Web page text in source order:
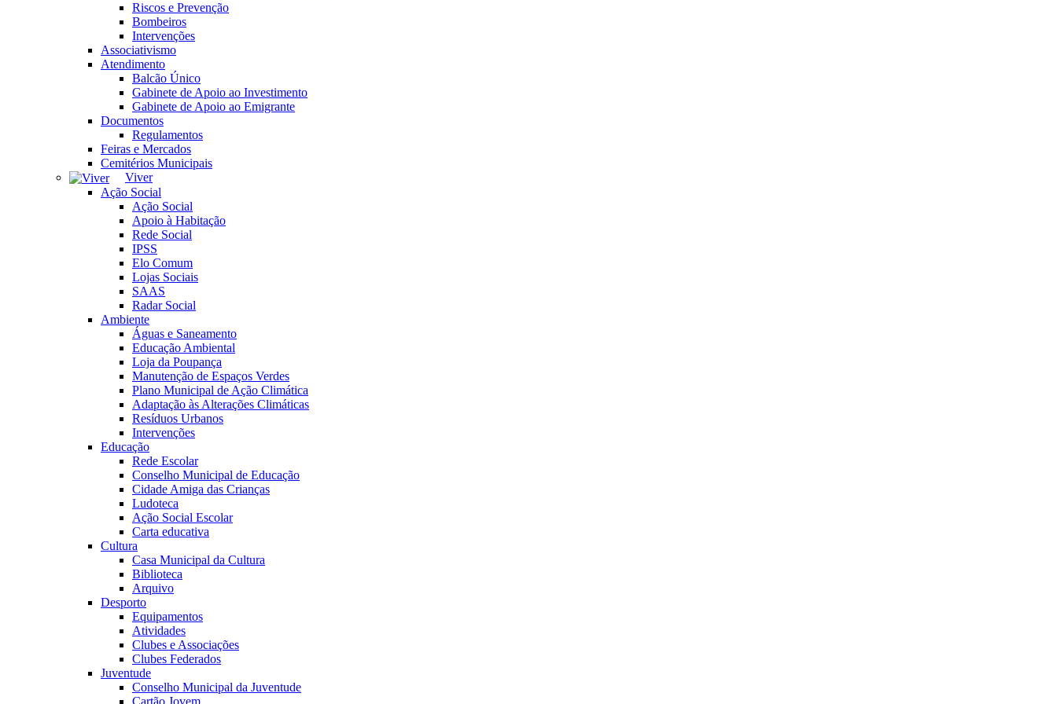
Riscos e Prevenção
Bombeiros
Intervenções
Associativismo
Atendimento
Balcão Único
Gabinete de Apoio ao Investimento
Gabinete de Apoio ao Emigrante
Documentos
Regulamentos
Feiras e Mercados
Cemitérios Municipais
Viver
Ação Social
Ação Social
Apoio à Habitação
Rede Social
IPSS
Elo Comum
Lojas Sociais
SAAS
Radar Social
Ambiente
Águas e Saneamento
Educação Ambiental
Loja da Poupança
Manutenção de Espaços Verdes
Plano Municipal de Ação Climática
Adaptação às Alterações Climáticas
Resíduos Urbanos
Intervenções
Educação
Rede Escolar
Conselho Municipal de Educação
Cidade Amiga das Crianças
Ludoteca
Ação Social Escolar
Carta educativa
Cultura
Casa Municipal da Cultura
Biblioteca
Arquivo
Desporto
Equipamentos
Atividades
Clubes e Associações
Clubes Federados
Juventude
Conselho Municipal da Juventude
Cartão Jovem